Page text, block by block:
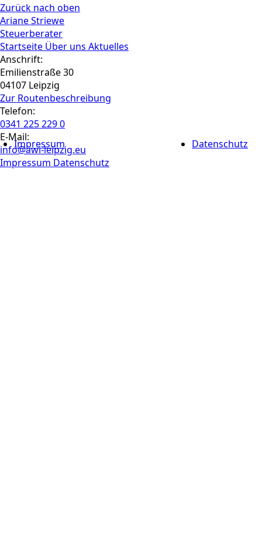
Impressum Datenschutz
Zurück nach oben
Ariane Striewe
Steuerberater
Startseite Über uns Aktuelles
Anschrift:
Emilienstraße 30
04107 Leipzig
Zur Routen­beschreibung
Telefon:
0341 225 229 0
E-Mail:
info@awi-leipzig.eu
Impressum Datenschutz